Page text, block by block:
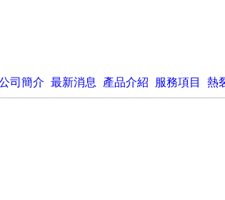
司簡介 最新消息 產品介紹 服務項目 熱